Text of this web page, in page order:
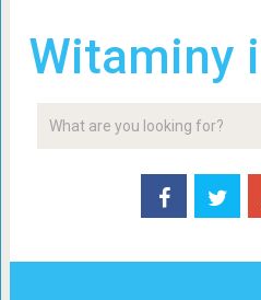
Witaminy